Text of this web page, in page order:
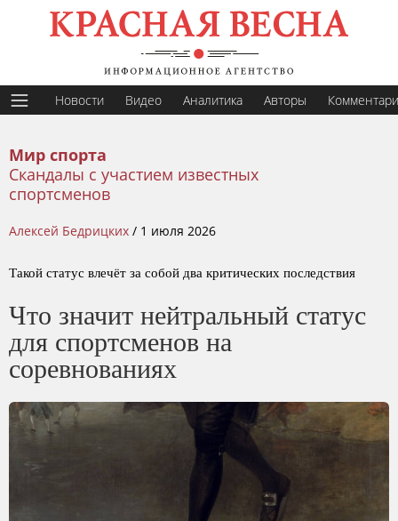
Новости Видео Аналитика Авторы
Мир спорта
Скандалы с участием известных
спортсменов
Алексей Бедрицких / 1 июля 2026
Такой статус влечёт за собой два критических последствия
Что значит нейтральный статус
для спортсменов на
соревнованиях